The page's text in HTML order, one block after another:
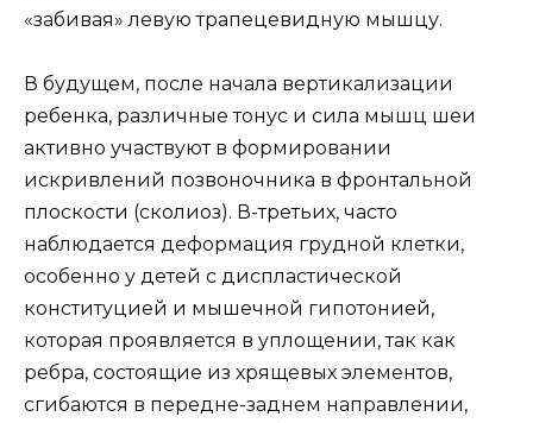
«забивая» левую трапецевидную мышцу.
В будущем, после начала вертикализации
ребенка, различные тонус и сила мышц шеи
активно участвуют в формировании
искривлений позвоночника в фронтальной
плоскости (сколиоз). В-третьих, часто
наблюдается деформация грудной клетки,
особенно у детей с диспластической
конституцией и мышечной гипотонией,
которая проявляется в уплощении, так как
ребра, состоящие из хрящевых элементов,
сгибаются в передне-заднем направлении,